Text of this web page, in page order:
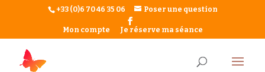
+33 (0)6 70 46 35 06 Poser une question
Mon compte Je réserve ma séance